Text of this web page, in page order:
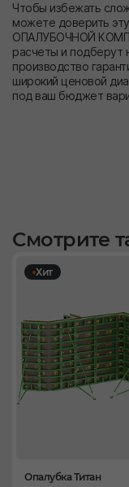
Чтобы избежать
можете доверить
ОПАЛУБОЧНОЙ
расчеты и
производство
широкий ценовой
под ваш бюджет
Смотрите
Опалубка Титан
Хит